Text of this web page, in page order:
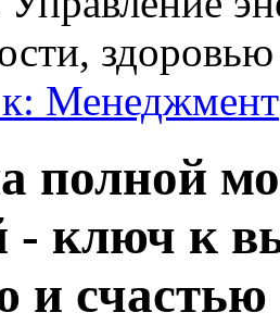
к: Менеджмент
полной
- ключ к
и счастью